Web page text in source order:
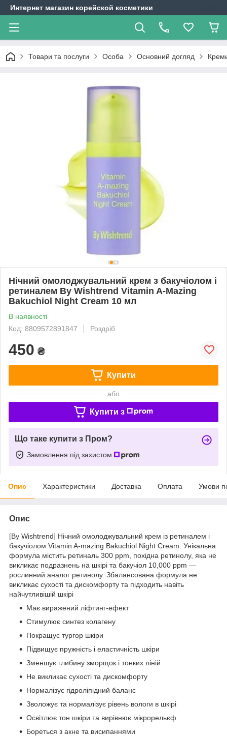
Интернет магазин корейской косметики
Товари та послуги Особа Основний догляд
Нічний омолоджувальний крем з бакучіолом і
ретиналем By Wishtrend Vitamin A-Mazing
Bakuchiol Night Cream 10 мл
В наявності
Код: 8809572891847
Роздріб
450 ₴
Купити
або
Купити з
Що таке купити з Пром?
Замовлення під захистом
Опис Характеристики Доставка Оплата Умови
Опис
[By Wishtrend] Нічний омолоджувальний крем із ретиналем і
бакучіолом Vitamin A-mazing Bakuchiol Night Cream. Унікальна
формула містить ретиналь 300 ppm, похідна ретинолу, яка не
викликає подразнень на шкірі та бакучіол 10,000 ppm —
рослинний аналог ретинолу. Збалансована формула не
викликає сухості та дискомфорту та підходить навіть
найчутливішій шкірі
Має виражений ліфтинг-ефект
Стимулює синтез колагену
Покращує тургор шкіри
Підвищує пружність і еластичність шкіри
Зменшує глибину зморщок і тонких ліній
Не викликає сухості та дискомфорту
Нормалізує гідроліпідний баланс
Зволожує та нормалізує рівень вологи в шкірі
Освітлює тон шкіри та вирівнює мікрорельєф
Бореться з акне та висипаннями